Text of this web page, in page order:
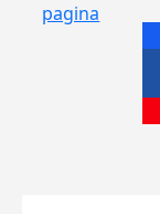
pagina